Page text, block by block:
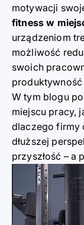
motywacji
fitness w
urządzeniom
możliwość
swoich
W tym blogu
miejscu pracy,
dlaczego firmy
dłuższej
przyszłość – a